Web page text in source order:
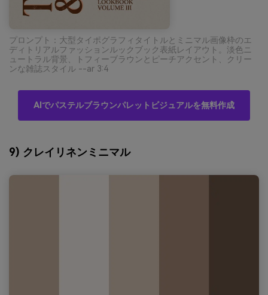
プロンプト：大型タイポグラフィタイトルとミニマル画像枠のエ
ディトリアルファッションルックブック表紙レイアウト。淡色ニ
ュートラル背景、トフィーブラウンとピーチアクセント、クリー
ンな雑誌スタイル --ar 3:4
AIでパステルブラウンパレットビジュアルを無料作成
9) クレイリネンミニマル